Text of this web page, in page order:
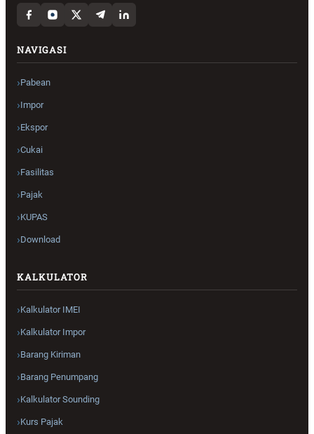
NAVIGASI
Pabean
Impor
Ekspor
Cukai
Fasilitas
Pajak
KUPAS
Download
KALKULATOR
Kalkulator IMEI
Kalkulator Impor
Barang Kiriman
Barang Penumpang
Kalkulator Sounding
Kurs Pajak